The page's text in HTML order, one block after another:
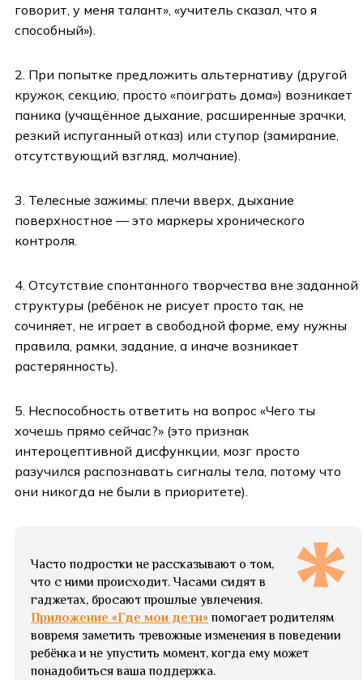
говорит, у меня талант», «учитель сказал, что я
способный»).
2. При попытке предложить альтернативу (другой
кружок, секцию, просто «поиграть дома») возникает
паника (учащённое дыхание, расширенные зрачки,
резкий испуганный отказ) или ступор (замирание,
отсутствующий взгляд, молчание).
3. Телесные зажимы: плечи вверх, дыхание
поверхностное — это маркеры хронического
контроля.
4. Отсутствие спонтанного творчества вне заданной
структуры (ребёнок не рисует просто так, не
сочиняет, не играет в свободной форме, ему нужны
правила, рамки, задание, а иначе возникает
растерянность).
5. Неспособность ответить на вопрос «Чего ты
хочешь прямо сейчас?» (это признак
интероцептивной дисфункции, мозг просто
разучился распознавать сигналы тела, потому что
они никогда не были в приоритете).
Часто подростки не рассказывают о том,
что с ними происходит. Часами сидят в
гаджетах, бросают прошлые увлечения.
Приложение «Где мои дети» помогает родителям
вовремя заметить тревожные изменения в поведении
ребёнка и не упустить момент, когда ему может
понадобиться ваша поддержка.